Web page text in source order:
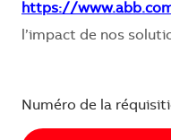
https://
l’impact de nos
Numéro de la